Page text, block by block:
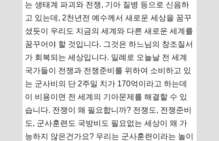
는 생태계 파괴와 전쟁, 기아 질병 등으로 신음하
고 있는데, 2천년전 예수께서 새로운 세상을 꿈꾸
셨듯이 우리도 지금의 세계와 다른 새로운 세계를
꿈꾸어야 할 것입니다. 그것은 하느님의 창조질서
가 회복되는 세상입니다. 일례로 오늘날 전 세계
국가들이 전쟁과 전쟁준비를 위하여 소비하고 있
는 군사비의 단 2주일 치가 170억이라고 하는데
이 비용이면 전 세계의 기아문제를 해결할 수 있
습니다. 전쟁이 왜 필요합니까? 전쟁도, 전쟁준비
도, 군사훈련도 국방비도 필요없는 세상이 왜 가
능하지 않은건가요? 우리는 군사훈련이라는 놀이